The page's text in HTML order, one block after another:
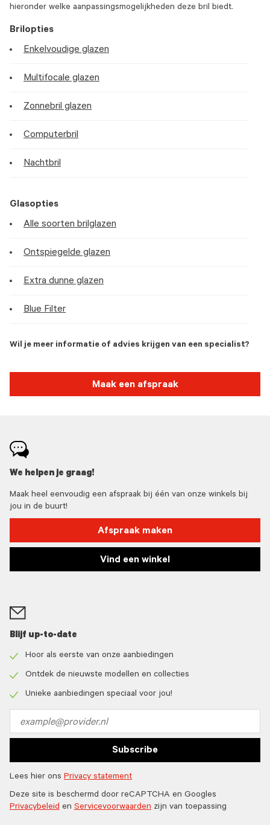
hieronder welke aanpassingsmogelijkheden deze bril biedt.
Brilopties
Enkelvoudige glazen
Multifocale glazen
Zonnebril glazen
Computerbril
Nachtbril
Glasopties
Alle soorten brilglazen
Ontspiegelde glazen
Extra dunne glazen
Blue Filter
Wil je meer informatie of advies krijgen van een specialist?
Maak een afspraak
We helpen je graag!
Maak heel eenvoudig een afspraak bij één van onze winkels bij
jou in de buurt!
Afspraak maken
Vind een winkel
Blijf up-to-date
icon
Hoor als eerste van onze aanbiedingen
icon
Ontdek de nieuwste modellen en collecties
Unieke aanbiedingen speciaal voor jou!
address
Subscribe
Lees hier ons Privacy statement
Deze site is beschermd door reCAPTCHA en Googles
Privacybeleid en Servicevoorwaarden zijn van toepassing